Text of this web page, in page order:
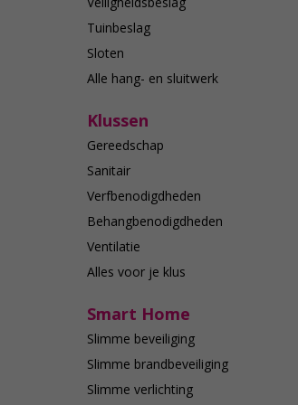
Tuinbeslag
Sloten
Alle hang- en sluitwerk
Klussen
Gereedschap
Sanitair
Verfbenodigdheden
Behangbenodigdheden
Ventilatie
Alles voor je klus
Smart Home
Slimme beveiliging
Slimme brandbeveiliging
Slimme verlichting